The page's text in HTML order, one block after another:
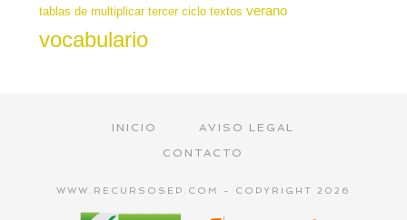
tablas de multiplicar tercer ciclo textos verano
vocabulario
INICIO
AVISO LEGAL
CONTACTO
WWW.RECURSOSEP.COM - COPYRIGHT 2026